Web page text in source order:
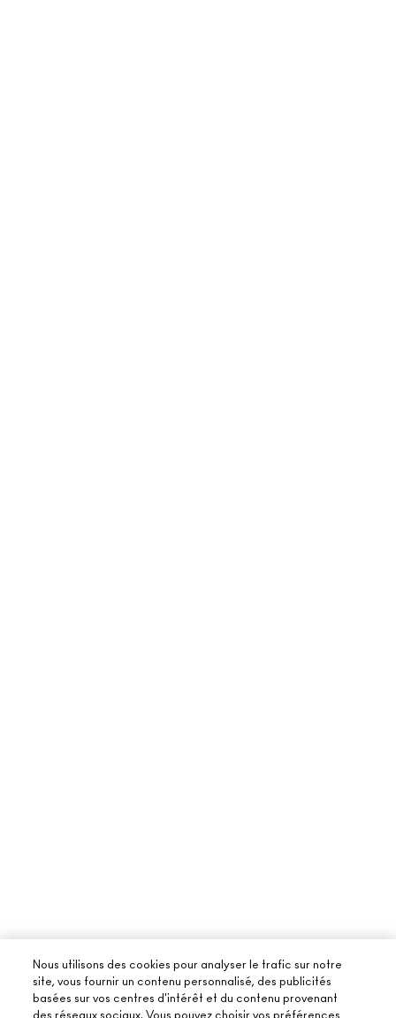
Nous utilisons des cookies pour analyser le trafic sur notre
site, vous fournir un contenu personnalisé, des publicités
basées sur vos centres d'intérêt et du contenu provenant